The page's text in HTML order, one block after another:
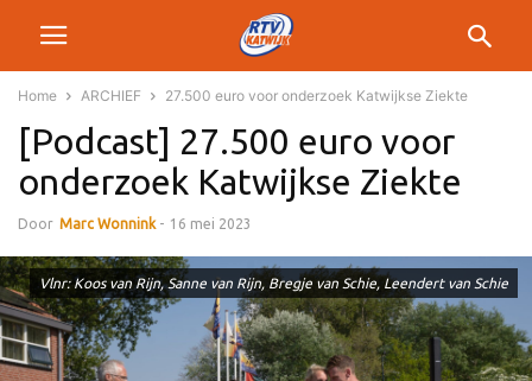
Home ARCHIEF 27.500 euro voor onderzoek Katwijkse Ziekte
[Podcast] 27.500 euro voor
onderzoek Katwijkse Ziekte
Door Marc Wonnink - 16 mei 2023
Vlnr: Koos van Rijn, Sanne van Rijn, Bregje van Schie, Leendert van Schie